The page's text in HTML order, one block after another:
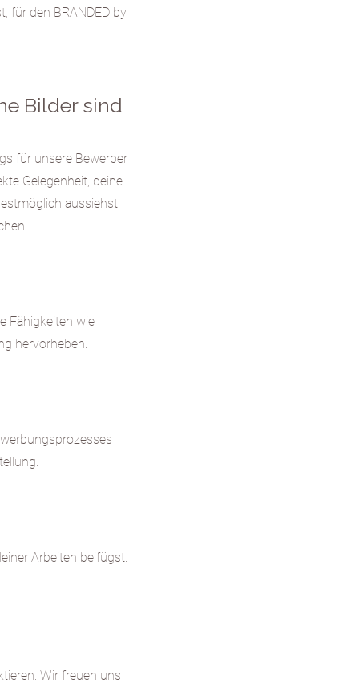
für den BRANDED by
Bilder sind
für unsere Bewerber
Gelegenheit, deine
aussiehst,
en.
Fähigkeiten wie
hervorheben.
Arbeiten beifügst.
Wir freuen uns